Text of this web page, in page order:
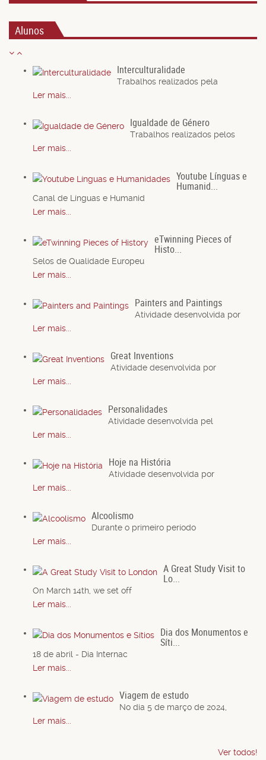
Alunos
Interculturalidade
Trabalhos realizados pela
Ler mais...
Igualdade de Género
Trabalhos realizados pelos
Ler mais...
Youtube Línguas e
Humanid...
Canal de Línguas e Humanid
Ler mais...
eTwinning Pieces of
Histo...
Selos de Qualidade Europeu
Ler mais...
Painters and Paintings
Atividade desenvolvida por
Ler mais...
Great Inventions
Atividade desenvolvida por
Ler mais...
Personalidades
Atividade desenvolvida pel
Ler mais...
Hoje na História
Atividade desenvolvida por
Ler mais...
Alcoolismo
Durante o primeiro período
Ler mais...
A Great Study Visit to
Lo...
On March 14th, we set off
Ler mais...
Dia dos Monumentos e
Síti...
18 de abril - Dia Internac
Ler mais...
Viagem de estudo
No dia 5 de março de 2024,
Ler mais...
Ver todos!